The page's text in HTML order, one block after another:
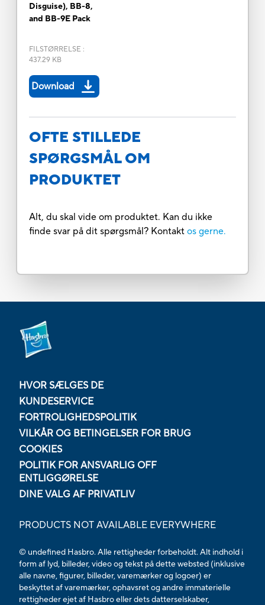
Disguise), BB-8,
and BB-9E Pack
FILSTØRRELSE :
437.29 KB
Download
OFTE STILLEDE
SPØRGSMÅL OM
PRODUKTET
Alt, du skal vide om produktet. Kan du ikke
finde svar på dit spørgsmål? Kontakt os gerne.
HVOR SÆLGES DE
KUNDESERVICE
FORTROLIGHEDSPOLITIK
VILKÅR OG BETINGELSER FOR BRUG
COOKIES
POLITIK FOR ANSVARLIG OFF
ENTLIGGØRELSE
DINE VALG AF PRIVATLIV
PRODUCTS NOT AVAILABLE EVERYWHERE
© undefined Hasbro. Alle rettigheder forbeholdt. Alt indhold i
form af lyd, billeder, video og tekst på dette websted (inklusive
alle navne, figurer, billeder, varemærker og logoer) er
beskyttet af varemærker, ophavsret og andre immaterielle
rettigheder ejet af Hasbro eller dets datterselskaber,